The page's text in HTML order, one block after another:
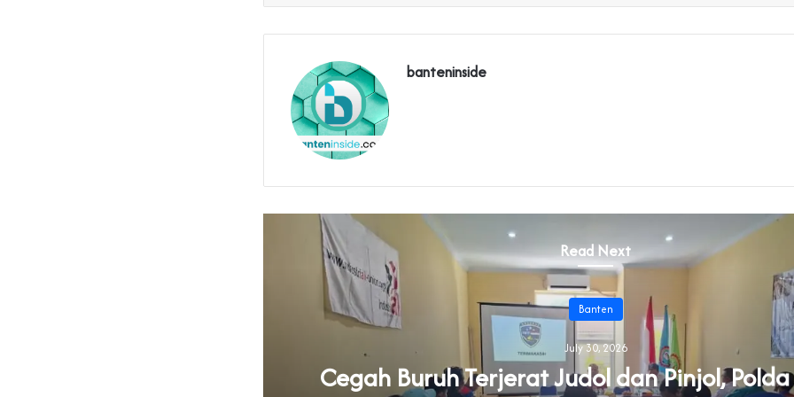
banteninside
Read Next
Banten
July 30, 2026
Cegah Buruh Terjerat Judol dan Pinjol,